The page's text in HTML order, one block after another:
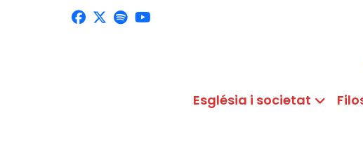
Església i societat